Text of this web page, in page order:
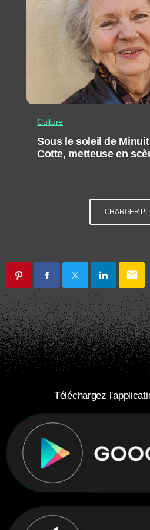
Culture
Sous le soleil de
Cotte, metteuse en
CHARGER
email
Téléchargez